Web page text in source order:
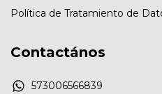
Política de Tratamiento de
Contactános
573006566839